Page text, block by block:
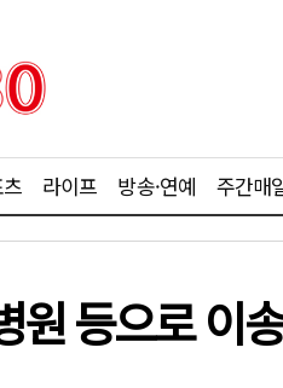
라이프 방송·연예 주간매
원 등으로 이송